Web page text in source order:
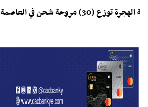
شحن في العاصمة عدن و لحج